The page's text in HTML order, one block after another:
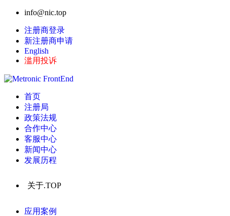
info@nic.top
注册商登录
新注册商申请
English
滥用投诉
首页
注册局
政策法规
合作中心
客服中心
新闻中心
发展历程
关于.TOP
应用案例